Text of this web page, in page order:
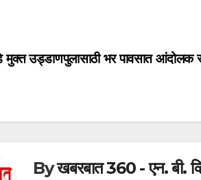
उड्डाणपुलासाठी भर पावसात आंदोलक
Byखबरबात 360 - एन. बी.